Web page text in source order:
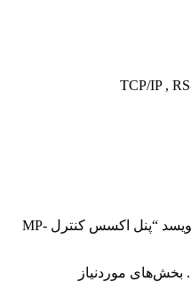
اولین کسی باشید که دیدگاهی می نویسد “پنل اکسس کنترل MP-
بخش‌های موردنیاز